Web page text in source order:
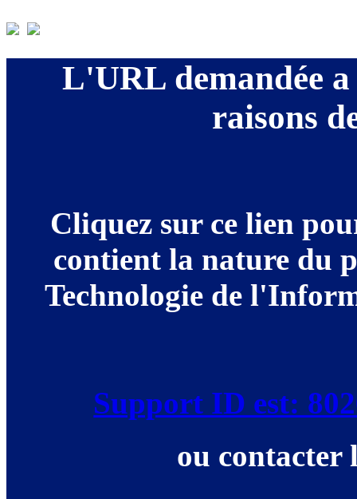
L'URL demandée a
raisons
Cliquez sur ce lien
contient la nature du
Technologie de
Support ID est:
ou contacter